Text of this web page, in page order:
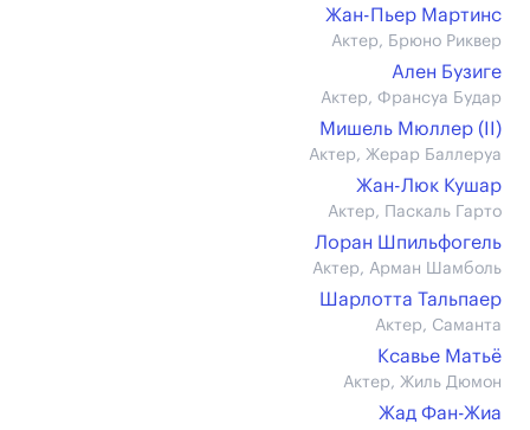
Жан-Пьер Мартинс
Актер, Брюно Риквер
Ален Бузиге
Актер, Франсуа Будар
Мишель Мюллер (II)
Актер, Жерар Баллеруа
Жан-Люк Кушар
Актер, Паскаль Гарто
Лоран Шпильфогель
Актер, Арман Шамболь
Шарлотта Тальпаер
Актер, Саманта
Ксавье Матьё
Актер, Жиль Дюмон
Жад Фан-Жиа